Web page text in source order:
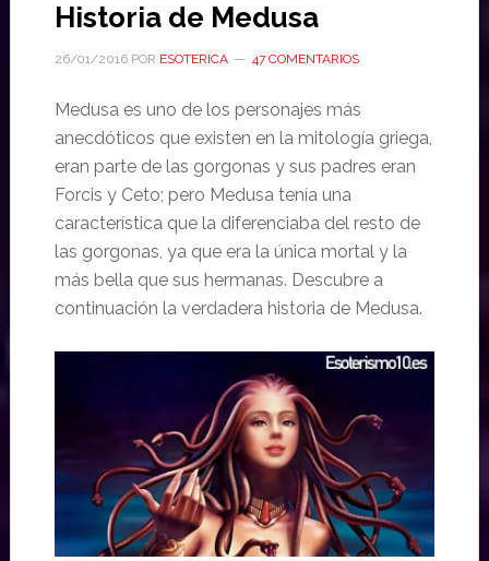
Historia de Medusa
26/01/2016POR ESOTERICA 47 COMENTARIOS
Medusa es uno de los personajes más
anecdóticos que existen en la mitología griega,
eran parte de las gorgonas y sus padres eran
Forcis y Ceto; pero Medusa tenía una
característica que la diferenciaba del resto de
las gorgonas, ya que era la única mortal y la
más bella que sus hermanas. Descubre a
continuación la verdadera historia de Medusa.